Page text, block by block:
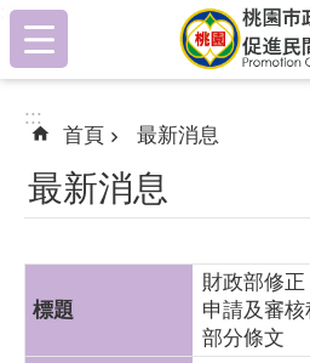
跳到主要內容區塊
:::
:::
首頁 最新消息
最新消息
財政部修
申請及審核
部分條文